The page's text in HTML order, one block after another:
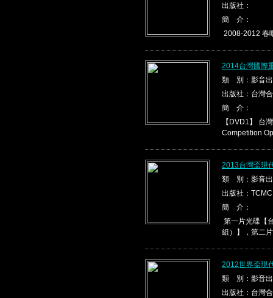
出版社：
簡 介：
2008-2012 春
2014台灣國際
類 別：影音
出版社：台灣
簡 介：
【DVD1】 台
Competition
2013台灣盃現
類 別：影音
出版社：TCMC
簡 介：
第一片光碟【
組）】，第二
2012世界盃現
類 別：影音
出版社：台灣